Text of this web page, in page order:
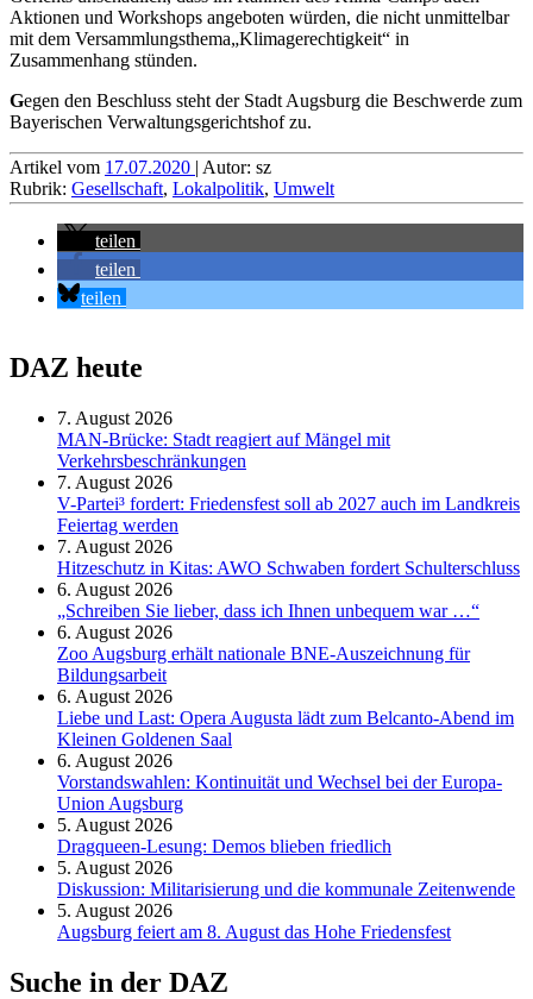
Aktionen und Workshops angeboten würden, die nicht unmittelbar
mit dem Versammlungsthema„Klimagerechtigkeit“ in
Zusammenhang stünden.
Gegen den Beschluss steht der Stadt Augsburg die Beschwerde zum
Bayerischen Verwaltungsgerichtshof zu.
Artikel vom 17.07.2020 | Autor: sz
Rubrik: Gesellschaft, Lokalpolitik, Umwelt
teilen
teilen
teilen
DAZ heute
7. August 2026
MAN-Brücke: Stadt reagiert auf Mängel mit
Verkehrsbeschränkungen
7. August 2026
V-Partei­³ fordert: Friedens­fest soll ab 2027 auch im Land­kreis
Feier­tag werden
7. August 2026
Hitzeschutz in Kitas: AWO Schwaben fordert Schulterschluss
6. August 2026
„Schreiben Sie lieber, dass ich Ihnen unbequem war …“
6. August 2026
Zoo Augsburg erhält nationale BNE-Auszeichnung für
Bildungsarbeit
6. August 2026
Liebe und Last: Opera Augusta lädt zum Belcanto-Abend im
Kleinen Goldenen Saal
6. August 2026
Vorstandswahlen: Kontinuität und Wechsel bei der Europa-
Union Augsburg
5. August 2026
Dragqueen-Lesung: Demos blieben friedlich
5. August 2026
Diskussion: Mi­li­ta­ri­sie­rung und die kommunale Zeitenwende
5. August 2026
Augsburg feiert am 8. August das Hohe Friedensfest
Suche in der DAZ